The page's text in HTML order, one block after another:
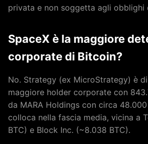
privata e non soggetta agli obblighi
SpaceX è la maggiore
corporate di Bitcoin?
No. Strategy (ex MicroStrategy) è
maggiore holder corporate con
da MARA Holdings con circa 48.000
colloca nella fascia media, vicina a
BTC) e Block Inc. (~8.038 BTC).